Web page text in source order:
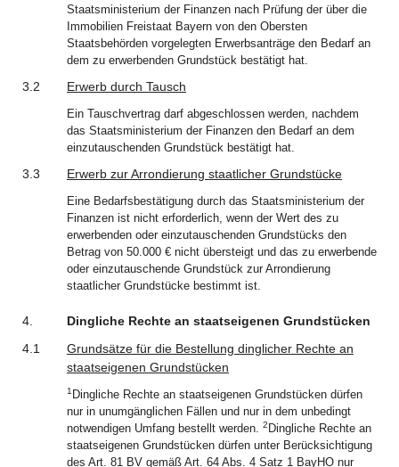
Staatsministerium der Finanzen nach Prüfung der über die
Immobilien Freistaat Bayern von den Obersten
Staatsbehörden vorgelegten Erwerbsanträge den Bedarf an
dem zu erwerbenden Grundstück bestätigt hat.
3.2 Erwerb durch Tausch
Ein Tauschvertrag darf abgeschlossen werden, nachdem
das Staatsministerium der Finanzen den Bedarf an dem
einzutauschenden Grundstück bestätigt hat.
3.3 Erwerb zur Arrondierung staatlicher Grundstücke
Eine Bedarfsbestätigung durch das Staatsministerium der
Finanzen ist nicht erforderlich, wenn der Wert des zu
erwerbenden oder einzutauschenden Grundstücks den
Betrag von 50.000 € nicht übersteigt und das zu erwerbende
oder einzutauschende Grundstück zur Arrondierung
staatlicher Grundstücke bestimmt ist.
4.
Dingliche Rechte an staatseigenen Grundstücken
4.1
Grundsätze für die Bestellung dinglicher Rechte an
staatseigenen Grundstücken
1 Dingliche Rechte an staatseigenen Grundstücken dürfen
nur in unumgänglichen Fällen und nur in dem unbedingt
notwendigen Umfang bestellt werden. 2 Dingliche Rechte an
staatseigenen Grundstücken dürfen unter Berücksichtigung
des Art. 81 BV gemäß Art. 64 Abs. 4 Satz 1 BayHO nur